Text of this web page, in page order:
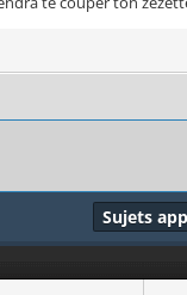
Sujets